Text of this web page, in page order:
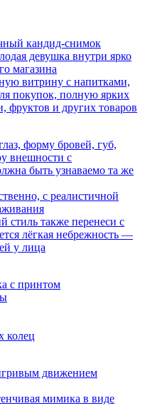
кандид-снимок
девушка внутри ярко
магазина
витрину с напитками,
покупок, полную ярких
фруктов и других товаров
форму бровей, губ,
внешности с
быть узнаваемо та же
с реалистичной
стиль также перенеси с
лёгкая небрежность —
у лица
с принтом
колец
движением
мимика в виде